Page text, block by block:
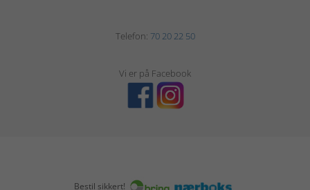
Telefon: 70 20 22 50
Vi er på Facebook
Bestil sikkert!